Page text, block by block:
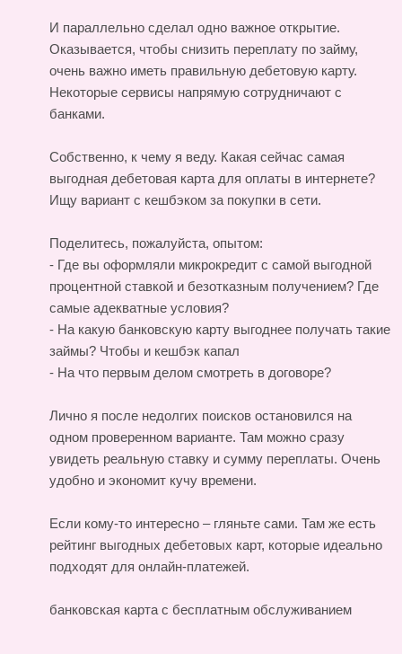
И параллельно сделал одно важное открытие.
Оказывается, чтобы снизить переплату по займу,
очень важно иметь правильную дебетовую карту.
Некоторые сервисы напрямую сотрудничают с
банками.
Собственно, к чему я веду. Какая сейчас самая
выгодная дебетовая карта для оплаты в интернете?
Ищу вариант с кешбэком за покупки в сети.
Поделитесь, пожалуйста, опытом:
- Где вы оформляли микрокредит с самой выгодной
процентной ставкой и безотказным получением? Где
самые адекватные условия?
- На какую банковскую карту выгоднее получать такие
займы? Чтобы и кешбэк капал
- На что первым делом смотреть в договоре?
Лично я после недолгих поисков остановился на
одном проверенном варианте. Там можно сразу
увидеть реальную ставку и сумму переплаты. Очень
удобно и экономит кучу времени.
Если кому-то интересно – гляньте сами. Там же есть
рейтинг выгодных дебетовых карт, которые идеально
подходят для онлайн-платежей.
банковская карта с бесплатным обслуживанием